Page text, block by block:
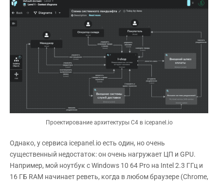
Проектирование архитектуры С4 в icepanel.io
Однако, у сервиса icepanel.io есть один, но очень
существенный недостаток: он очень нагружает ЦП и GPU.
Например, мой ноутбук с Windows 10 64 Pro на Intel 2.3 ГГц и
16 ГБ RAM начинает реветь, когда в любом браузере (Chrome,